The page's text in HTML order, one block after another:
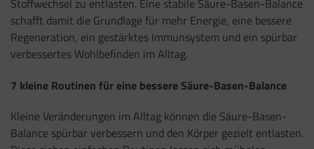
schafft damit die Grundlage für mehr Energie, eine bessere
Regeneration, ein gestärktes Immunsystem und ein spürbar
verbessertes Wohlbefinden im Alltag.
7 kleine Routinen für eine bessere Säure-Basen-Balance
Kleine Veränderungen im Alltag können die Säure-Basen-
Balance spürbar verbessern und den Körper gezielt entlasten.